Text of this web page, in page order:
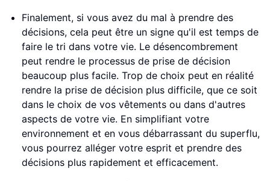
Finalement, si vous avez du mal à prendre des
décisions, cela peut être un signe qu'il est temps de
faire le tri dans votre vie. Le désencombrement
peut rendre le processus de prise de décision
beaucoup plus facile. Trop de choix peut en réalité
rendre la prise de décision plus difficile, que ce soit
dans le choix de vos vêtements ou dans d'autres
aspects de votre vie. En simplifiant votre
environnement et en vous débarrassant du superflu,
vous pourrez alléger votre esprit et prendre des
décisions plus rapidement et efficacement.